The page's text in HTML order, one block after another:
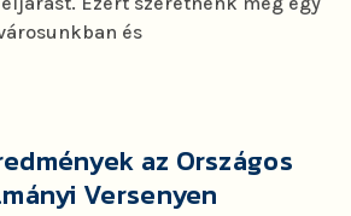
és
az Országos
Versenyen